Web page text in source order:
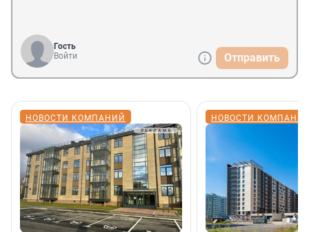
Гость
Войти
Отправить
НОВОСТИ КОМПАНИЙ НОВОСТИ